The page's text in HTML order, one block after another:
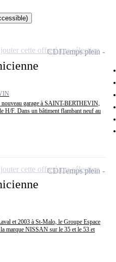
garage à SAINT-BERTHEVIN,
H/F. Dans un bâtiment flambant neuf au
CDITemps plein
cette offre à ma sélection
et 2003 à St-Malo, le Groupe Espace
marque NISSAN sur le 35 et le 53 et
CDITemps plein
cette offre à ma sélection